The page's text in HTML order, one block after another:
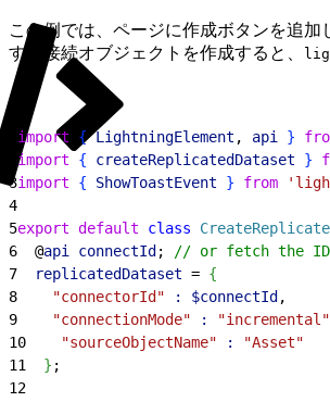
この例では、ページに作成ボタンを追加
す。接続オブジェクトを作成すると、
import { LightningElement , api }
import { createReplicatedDataset }
3import { ShowToastEvent } from
4
5export default class
6
  @
api connectId ;
// or fetch the ID
7
  replicatedDataset
= {
8
    "connectorId"
: $connectId ,
9
    "connectionMode"
: "incremental"
10
    "sourceObjectName"
:
"Asset"
11
} ;
12